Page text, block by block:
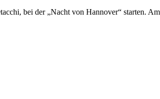
bei der „Nacht von Hannover“ starten. Am